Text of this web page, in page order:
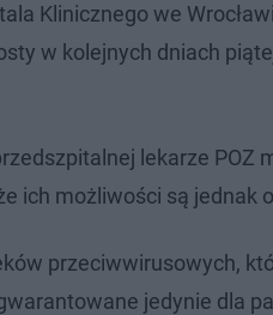
Klinicznego we
w kolejnych dniach
lekarze
ich możliwości są jednak
przeciwwirusowych,
jedynie dla